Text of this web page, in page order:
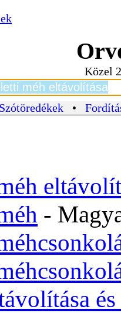
Közel
Szótöredékek •
-